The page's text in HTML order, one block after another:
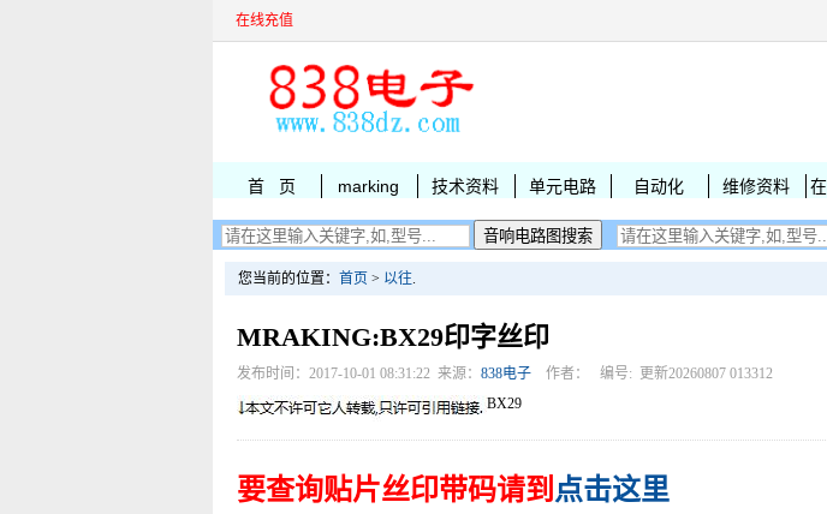
在线充值
首 页 marking 技术资料 单元电路 自动化 维修资料
您当前的位置： 首页 > 以往.
MRAKING:BX29印字丝印
发布时间：2017-10-01 08:31:22 来源： 838电子 作者： 编号: 更新20260807 013312
BX29
要查询贴片丝印带码请到 点击这里